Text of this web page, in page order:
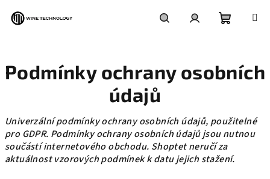
košík
Podmínky ochrany osobních
údajů
Univerzální podmínky ochrany osobních údajů, použitelné
pro GDPR. Podmínky ochrany osobních údajů jsou nutnou
součástí internetového obchodu. Shoptet neručí za
aktuálnost vzorových podmínek k datu jejich stažení.